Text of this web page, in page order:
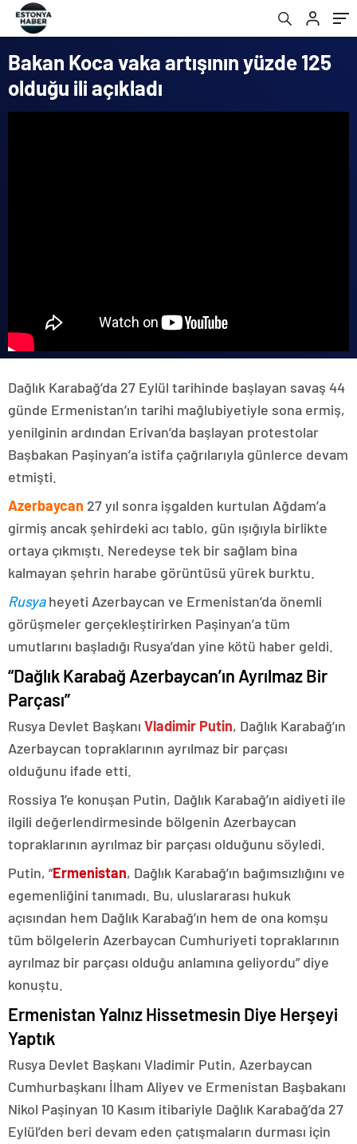
Bakan Koca vaka artışının yüzde 125
olduğu ili açıkladı
Dağlık Karabağ’da 27 Eylül tarihinde başlayan savaş 44
günde Ermenistan’ın tarihi mağlubiyetiyle sona ermiş,
yenilginin ardından Erivan’da başlayan protestolar
Başbakan Paşinyan’a istifa çağrılarıyla günlerce devam
etmişti.
Azerbaycan 27 yıl sonra işgalden kurtulan Ağdam’a
girmiş ancak şehirdeki acı tablo, gün ışığıyla birlikte
ortaya çıkmıştı. Neredeyse tek bir sağlam bina
kalmayan şehrin harabe görüntüsü yürek burktu.
Rusyaheyeti Azerbaycan ve Ermenistan’da önemli
görüşmeler gerçekleştirirken Paşinyan’a tüm
umutlarını başladığı Rusya’dan yine kötü haber geldi.
“Dağlık Karabağ Azerbaycan’ın Ayrılmaz Bir
Parçası”
Rusya Devlet Başkanı Vladimir Putin, Dağlık Karabağ’ın
Azerbaycan topraklarının ayrılmaz bir parçası
olduğunu ifade etti.
Rossiya 1’e konuşan Putin, Dağlık Karabağ’ın aidiyeti ile
ilgili değerlendirmesinde bölgenin Azerbaycan
topraklarının ayrılmaz bir parçası olduğunu söyledi.
Putin, “Ermenistan, Dağlık Karabağ’ın bağımsızlığını ve
egemenliğini tanımadı. Bu, uluslararası hukuk
açısından hem Dağlık Karabağ’ın hem de ona komşu
tüm bölgelerin Azerbaycan Cumhuriyeti topraklarının
ayrılmaz bir parçası olduğu anlamına geliyordu” diye
konuştu.
Ermenistan Yalnız Hissetmesin Diye Herşeyi
Yaptık
Rusya Devlet Başkanı Vladimir Putin, Azerbaycan
Cumhurbaşkanı İlham Aliyev ve Ermenistan Başbakanı
Nikol Paşinyan 10 Kasım itibariyle Dağlık Karabağ’da 27
Eylül’den beri devam eden çatışmaların durması için